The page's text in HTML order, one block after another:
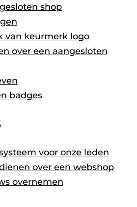
shop
van keurmerk logo
over een aangesloten
badges
voor onze leden
over een webshop
overnemen